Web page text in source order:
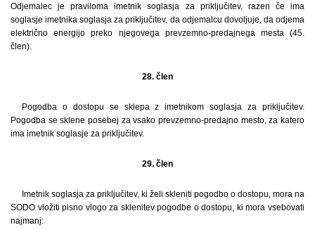
Odjemalec je praviloma imetnik soglasja za priključitev, razen če ima
soglasje imetnika soglasja za priključitev, da odjemalcu dovoljuje, da odjema
električno energijo preko njegovega prevzemno-predajnega mesta (45.
člen).
28. člen
Pogodba o dostopu se sklepa z imetnikom soglasja za priključitev.
Pogodba se sklene posebej za vsako prevzemno-predajno mesto, za katero
ima imetnik soglasje za priključitev.
29. člen
Imetnik soglasja za priključitev, ki želi skleniti pogodbo o dostopu, mora na
SODO vložiti pisno vlogo za sklenitev pogodbe o dostopu, ki mora vsebovati
najmanj: